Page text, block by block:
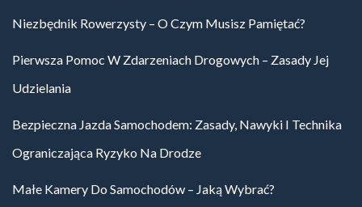
Niezbędnik Rowerzysty – O Czym Musisz Pamiętać?
Pierwsza Pomoc W Zdarzeniach Drogowych – Zasady Jej
Udzielania
Bezpieczna Jazda Samochodem: Zasady, Nawyki I Technika
Ograniczająca Ryzyko Na Drodze
Małe Kamery Do Samochodów – Jaką Wybrać?